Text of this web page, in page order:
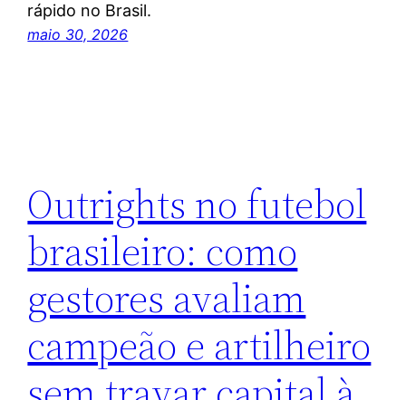
rápido no Brasil.
maio 30, 2026
Outrights no futebol
brasileiro: como
gestores avaliam
campeão e artilheiro